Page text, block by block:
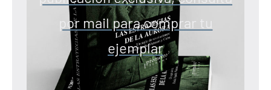
por mail para comprar tu
ejemplar